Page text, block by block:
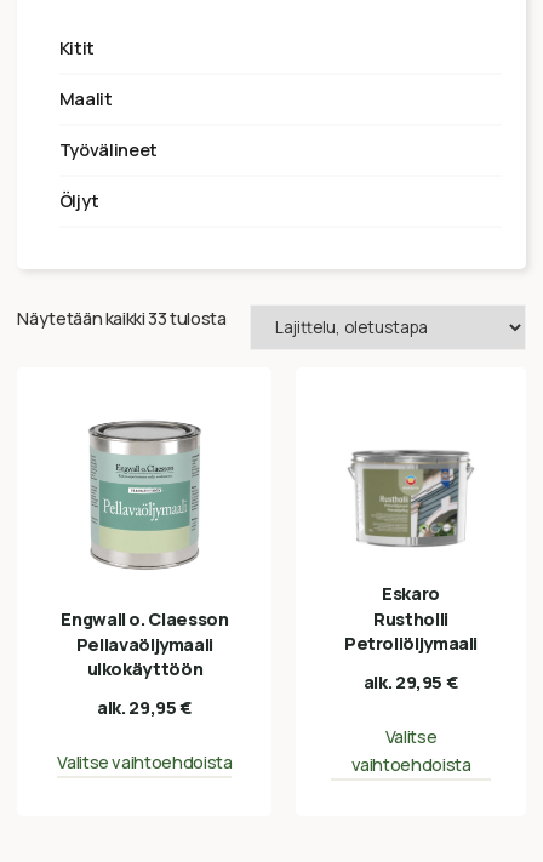
kitit
maalit
työvälineet
öljyt
Näytetään kaikki 33 tulosta
Engwall o. Claesson
Pellavaöljymaali
ulkokäyttöön
alk. 29,95€
Valitse vaihtoehdoista
Eskaro
Rustholli
Petroliöljymaali
alk. 29,95 €
Valitse
vaihtoehdoista